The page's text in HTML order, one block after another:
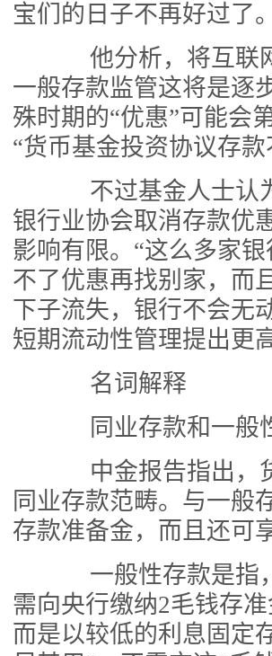
宝们的日子不再好过了。
他分析，将互联网
一般存款监管这将是逐
殊时期的“优惠”可能会
“货币基金投资协议存
不过基金人士认为
银行业协会取消存款优
影响有限。“这么多家
不了优惠再找别家，而
下子流失，银行不会无
短期流动性管理提出更
名词解释
同业存款和一般
中金报告指出，货
同业存款范畴。与一般
存款准备金，而且还可
一般性存款是指，
需向央行缴纳2毛钱存
而是以较低的利息固定